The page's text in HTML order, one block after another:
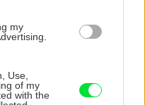
my
Use,
of my
with the
Nemusí to byť len